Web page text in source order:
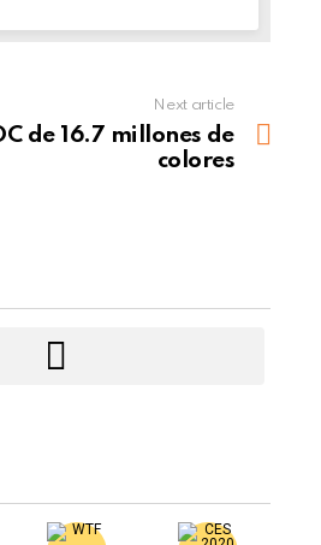
Next article
de 16.7 millones de
colores